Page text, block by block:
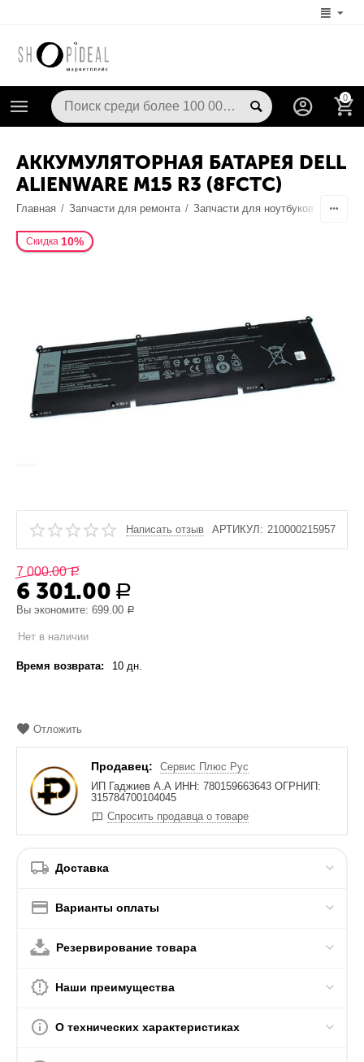
0
АККУМУЛЯТОРНАЯ БАТАРЕЯ DELL
ALIENWARE M15 R3 (8FCTC)
Главная / Запчасти для ремонта / Запчасти для ноутбуков
Скидка 10%
Написать отзыв АРТИКУЛ: 210000215957
7 000.00 Р
6 301.00 Р
Вы экономите:699.00 Р
Нет в наличии
Время возврата: 10 дн.
Отложить
Продавец:
Сервис Плюс Рус
ИП Гаджиев А.А ИНН: 780159663643 ОГРНИП:
315784700104045
Спросить продавца о товаре
Доставка
Варианты оплаты
Резервирование товара
Наши преимущества
О технических характеристиках